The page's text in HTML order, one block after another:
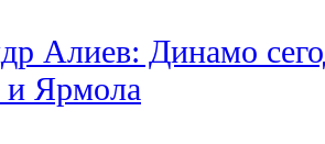
Алиев: Динамо
и Ярмола